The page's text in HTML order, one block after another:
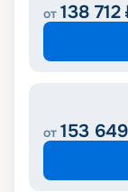
от 138 712
от 153 649